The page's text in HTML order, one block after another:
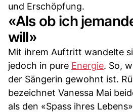
und Erschöpfung.
«Als ob ich
will»
Mit ihrem Auftritt wandelte
jedoch in pure Energie. So,
der Sängerin gewohnt ist.
bezeichnet Vanessa Mai
als den «Spass ihres